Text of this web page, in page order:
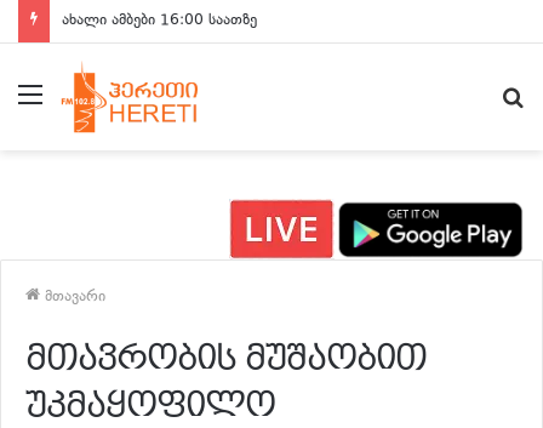
ახალი ამბები 16:00 საათზე
მენიუ
მთავარი
მთავრობის მუშაობით
უკმაყოფილო